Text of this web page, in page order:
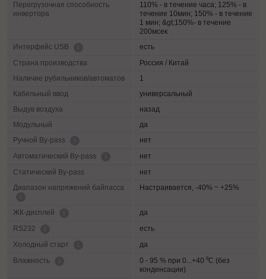
Перегрузочная способность
инвертора
110% - в течение часа; 125% - в
течение 10мин; 150% - в течение
1 мин; &gt;150%- в течение
200мсек
Интерфейс USB
есть
Страна производства
Россия / Китай
Наличие рубильников/автоматов
1
Кабельный ввод
универсальный
Выдув воздуха
назад
Модульный
да
Ручной By-pass
нет
Автоматический By-pass
нет
Статический By-pass
нет
Диапазон напряжений байпасса
Настраивается, -40% ~ +25%
ЖК-дисплей
да
RS232
есть
Холодный старт
да
Влажность
0 - 95 % при 0...+40 ⁰С (без
конденсации)